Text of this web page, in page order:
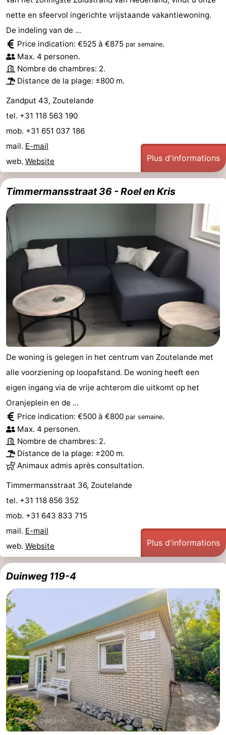
nette en sfeervol ingerichte vrijstaande vakantiewoning.
De indeling van de ...
Price indication: €525 à €875 par semaine.
Max. 4 personen.
Nombre de chambres: 2.
Distance de la plage: ±800 m.
Zandput 43, Zoutelande
tel. +31 118 563 190
mob. +31 651 037 186
mail. E-mail
web. Website Plus d'informations
Timmermansstraat 36 - Roel en Kris
De woning is gelegen in het centrum van Zoutelande met
alle voorziening op loopafstand. De woning heeft een
eigen ingang via de vrije achterom die uitkomt op het
Oranjeplein en de ...
Price indication: €500 à €800 par semaine.
Max. 4 personen.
Nombre de chambres: 2.
Distance de la plage: ±200 m.
Animaux admis après consultation.
Timmermansstraat 36, Zoutelande
tel. +31 118 856 352
mob. +31 643 833 715
mail. E-mail
web. Website Plus d'informations
Duinweg 119-4